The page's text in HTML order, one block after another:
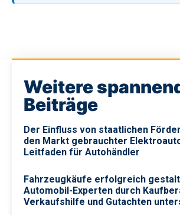
Weitere
Beiträge
Der Einfluss von staatlichen
den Markt gebrauchter
Leitfaden für Autohändler
Fahrzeugkäufe erfolgreich
Automobil-Experten durch
Verkaufshilfe und Gutachten